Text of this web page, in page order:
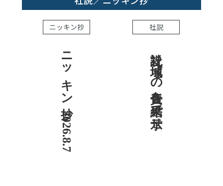
ニッキン抄
ニッキン抄 2026.8.7
社説
社説 地域への責任を結果で示せ